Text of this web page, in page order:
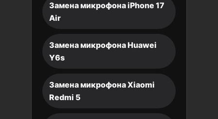
Замена микрофона iPhone 17
Air
Замена микрофона Huawei
Y6s
Замена микрофона Xiaomi
Redmi 5